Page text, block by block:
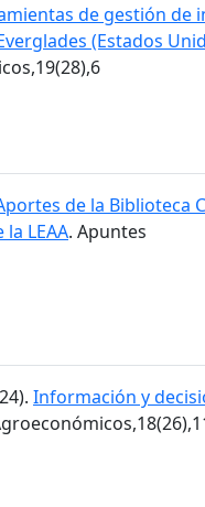
de gestión de
(Estados
de la Biblioteca
LEAA. Apuntes
Información y